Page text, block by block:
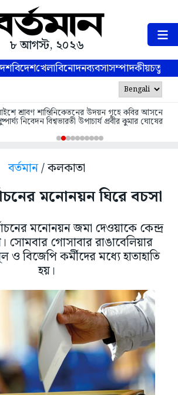
৮ আগস্ট, ২০২৬
বিদেশখেলাবিনোদনব্যবসাসম্পাদকীয়
শ্রাবণ শান্তিনিকেতনের উদয়ন গৃহে কবির আসনে
নিবেদন বিশ্বভারতী উপাচার্য প্রবীর কুমার ঘোষের
বর্তমান/ কলকাতা
মনোনয়ন ঘিরে বচসা
মনোনয়ন জমা দেওয়াকে কেন্দ্র
সোমবার গোসাবার রাঙাবেলিয়ার
বিজেপি কর্মীদের মধ্যে হাতাহাতি
হয়।